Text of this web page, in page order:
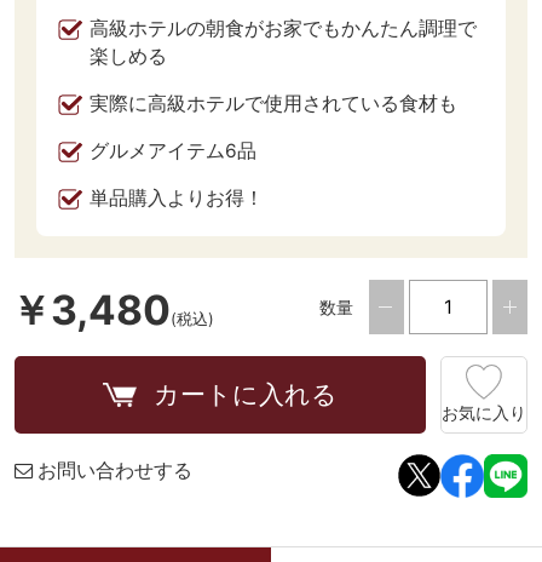
高級ホテルの朝食がお家でもかんたん調理で
楽しめる
実際に高級ホテルで使用されている食材も
グルメアイテム6品
単品購入よりお得！
￥3,480(税込)
数量
カートに入れる
お気に入り
お問い合わせする